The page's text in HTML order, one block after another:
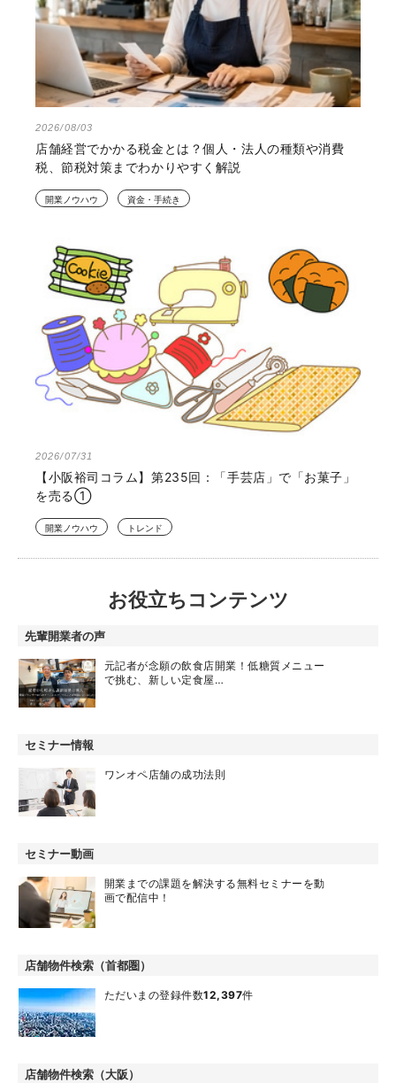
2026/08/03
店舗経営でかかる税金とは？個人・法人の種類や消費
税、節税対策までわかりやすく解説
開業ノウハウ 資金・手続き
2026/07/31
【小阪裕司コラム】第235回：「手芸店」で「お菓子」
を売る①
開業ノウハウ トレンド
お役立ちコンテンツ
先輩開業者の声
元記者が念願の飲食店開業！低糖質メニュー
で挑む、新しい定食屋…
セミナー情報
ワンオペ店舗の成功法則
セミナー動画
開業までの課題を解決する無料セミナーを動
画で配信中！
店舗物件検索（首都圏）
ただいまの登録件数12,397件
店舗物件検索（大阪）